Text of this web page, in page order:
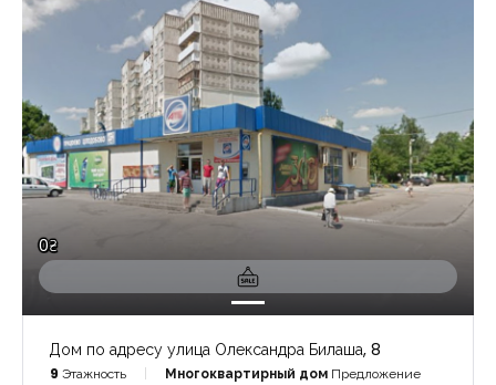
0₴
Дом по адресу улица Олександра Билаша, 8
9 Этажность Многоквартирный дом Предложение